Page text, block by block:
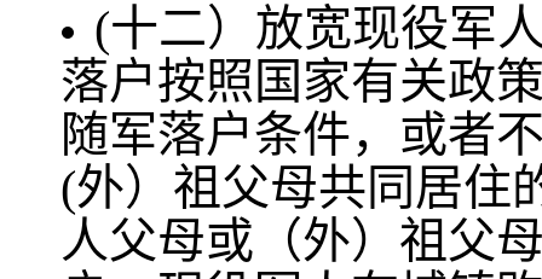
(十二）放宽现役军
落户按照国家有关政
随军落户条件，或者
(外）祖父母共同居住
人父母或（外）祖父